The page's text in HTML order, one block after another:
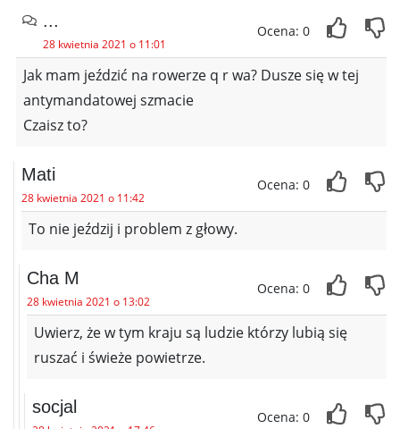
...
28 kwietnia 2021 o 11:01
Ocena: 0
Jak mam jeździć na rowerze q r wa? Dusze się w tej
antymandatowej szmacie
Czaisz to?
Mati
28 kwietnia 2021 o 11:42
Ocena: 0
To nie jeździj i problem z głowy.
Cha M
28 kwietnia 2021 o 13:02
Ocena: 0
Uwierz, że w tym kraju są ludzie którzy lubią się
ruszać i świeże powietrze.
socjal
Ocena: 0